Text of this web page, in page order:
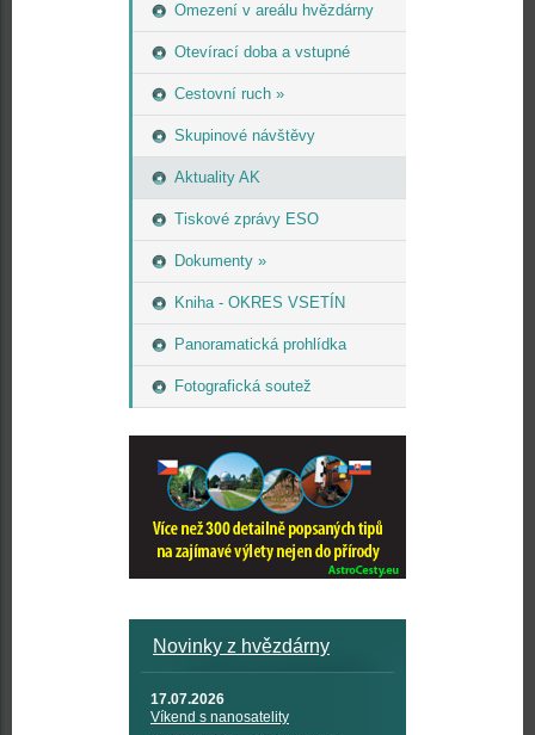
Omezení v areálu hvězdárny
Otevírací doba a vstupné
Cestovní ruch »
Skupinové návštěvy
Aktuality AK
Tiskové zprávy ESO
Dokumenty »
Kniha - OKRES VSETÍN
Panoramatická prohlídka
Fotografická soutež
Novinky z hvězdárny
17.07.2026
Víkend s nanosatelity